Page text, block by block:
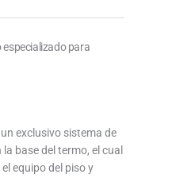
para
exclusivo sistema de
base del termo, el cual
equipo del piso y